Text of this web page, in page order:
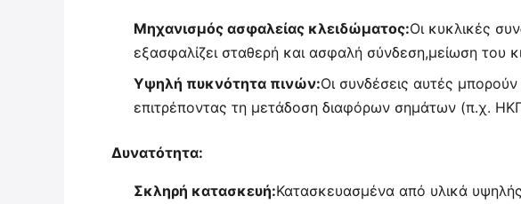
Μηχανισμός ασφαλείας κλειδώματος:Οι κυκλικές
εξασφαλίζει σταθερή και ασφαλή σύνδεση,μείωση του
Υψηλή πυκνότητα πινών:Οι συνδέσεις αυτές
επιτρέποντας τη μετάδοση διαφόρων σημάτων (π.χ.
Δυνατότητα:
Σκληρή κατασκευή:Κατασκευασμένα από υλικά